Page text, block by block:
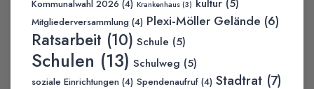
Kommunalwahl 2026 (4) Krankenhaus (3) kultur (5)
Mitgliederversammlung (4) Plexi-Möller Gelände (6)
Ratsarbeit (10) Schule (5)
Schulen (13) Schulweg (5)
soziale Einrichtungen (4) Spendenaufruf (4) Stadtrat (7)